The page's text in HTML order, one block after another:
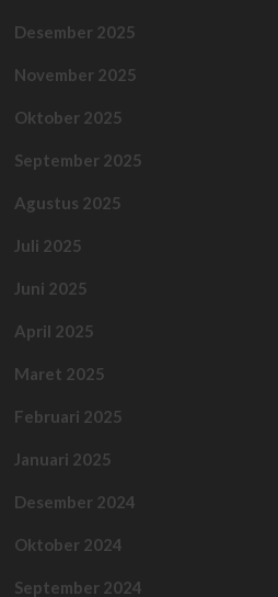
Desember 2025
November 2025
Oktober 2025
September 2025
Agustus 2025
Juli 2025
Juni 2025
April 2025
Maret 2025
Februari 2025
Januari 2025
Desember 2024
Oktober 2024
September 2024